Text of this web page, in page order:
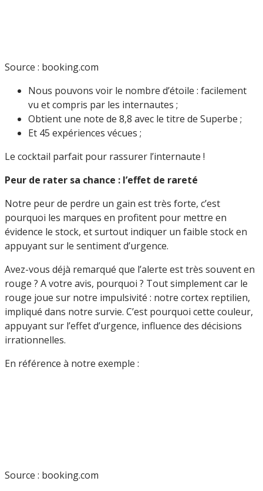
Source : booking.com
Nous pouvons voir le nombre d’étoile : facilement
vu et compris par les internautes ;
Obtient une note de 8,8 avec le titre de Superbe ;
Et 45 expériences vécues ;
Le cocktail parfait pour rassurer l’internaute !
Peur de rater sa chance : l’effet de rareté
Notre peur de perdre un gain est très forte, c’est
pourquoi les marques en profitent pour mettre en
évidence le stock, et surtout indiquer un faible stock en
appuyant sur le sentiment d’urgence.
Avez-vous déjà remarqué que l’alerte est très souvent en
rouge ? A votre avis, pourquoi ? Tout simplement car le
rouge joue sur notre impulsivité : notre cortex reptilien,
impliqué dans notre survie. C’est pourquoi cette couleur,
appuyant sur l’effet d’urgence, influence des décisions
irrationnelles.
En référence à notre exemple :
Source : booking.com